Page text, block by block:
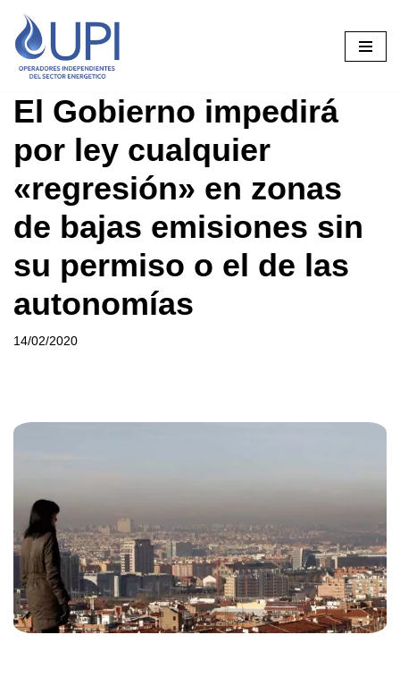
Saltar
al
El Gobierno impedirá
por ley cualquier
«regresión» en zonas
de bajas emisiones sin
su permiso o el de las
autonomías
14/02/2020